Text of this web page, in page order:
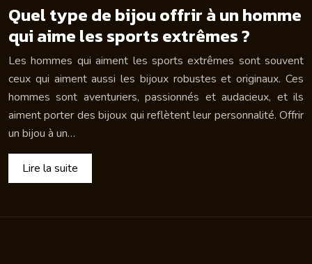
Quel type de bijou offrir à un homme
qui aime les sports extrêmes ?
Les hommes qui aiment les sports extrêmes sont souvent
ceux qui aiment aussi les bijoux robustes et originaux. Ces
hommes sont aventuriers, passionnés et audacieux, et ils
aiment porter des bijoux qui reflètent leur personnalité. Offrir
un bijou à un…
Lire la suite